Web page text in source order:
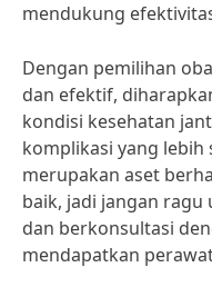
mendukung
Dengan pemilihan
dan efektif,
kondisi kesehatan
komplikasi yang lebih
merupakan aset
baik, jadi jangan
dan berkonsultasi
mendapatkan